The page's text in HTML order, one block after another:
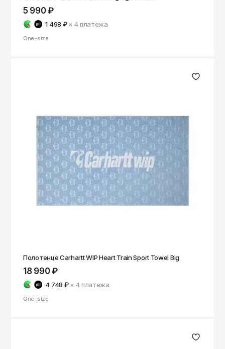
5 990 ₽
1 498 ₽ × 4платежа
One-size
Полотенце Carhartt WIP Heart Train Sport Towel Big
18 990 ₽
4 748 ₽ × 4платежа
One-size